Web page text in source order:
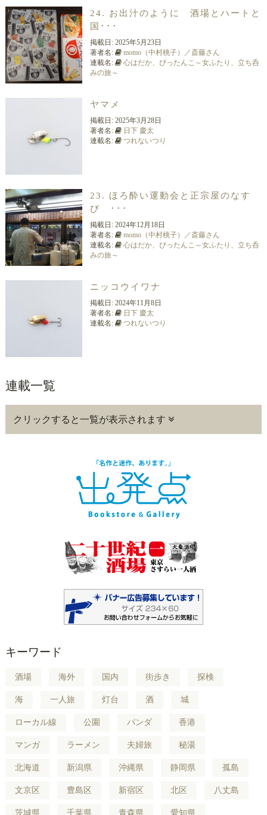
24. お出汁のように 酒場とハートと
国･･･
掲載日: 2025年5月23日
著者名:
momo（中村桃子）／斎藤さん
連載名:
心はだか、ぴったんこ～女ふたり、立ち呑
みの旅～
ヤマメ
掲載日: 2025年3月28日
著者名:
日下 慶太
連載名:
つれないつり
23. ほろ酔い運動会と正宗屋のなす
び ･･･
掲載日: 2024年12月18日
著者名:
momo（中村桃子）／斎藤さん
連載名:
心はだか、ぴったんこ～女ふたり、立ち呑
みの旅～
ニッコウイワナ
掲載日: 2024年11月8日
著者名:
日下 慶太
連載名:
つれないつり
連載一覧
クリックすると一覧が表示されます
キーワード
酒場 海外 国内 街歩き 探検
海 一人旅 灯台 酒 城
ローカル線 公園 パンダ 香港
マンガ ラーメン 夫婦旅 秘湯
北海道 新潟県 沖縄県 静岡県 孤島
文京区 豊島区 新宿区 北区 八丈島
茨城県 千葉県 青森県 愛知県